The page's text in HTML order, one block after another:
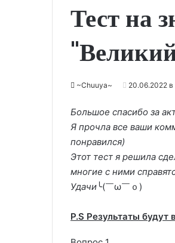
Тест на
~Chuuya~ 20.06.2022 в
Большое спасибо за
Я прочла все ваши
понравился)
Этот тест я решила
многие с ними
Удачи ╰(￣ω￣ｏ)
P.S Результаты